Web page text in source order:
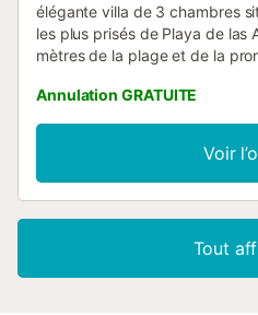
élégante villa de 3 chambres
les plus prisés de Playa de las
mètres de la plage et de la
espaces intérieurs lumineux, la
optique, une Smart TV et une
avec lave-vaisselle, four et
de 2 salles de bains, de
ensoleillées avec mobilier de
deux autres chambres et une
à l'étage. Profitez de vastes
Annulation GRATUITE
Voir
Tout